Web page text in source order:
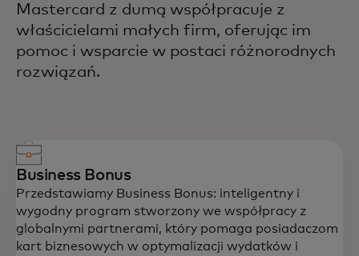
Mastercard z dumą współpracuje z
właścicielami małych firm, oferując im
pomoc i wsparcie w postaci różnorodnych
rozwiązań.
Business Bonus
Przedstawiamy Business Bonus: inteligentny i
wygodny program stworzony we współpracy z
globalnymi partnerami, który pomaga posiadaczom
kart biznesowych w optymalizacji wydatków i